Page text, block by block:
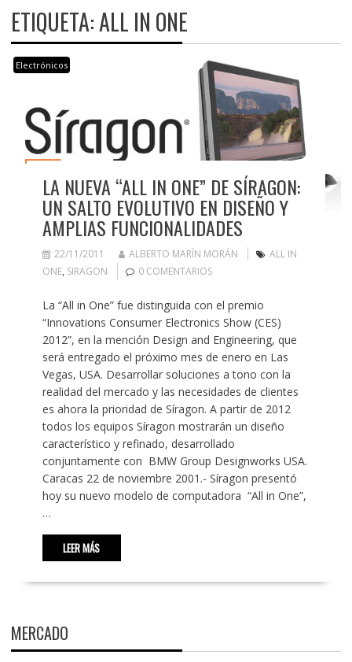
ETIQUETA:ALL IN ONE
Electrónicos
LA NUEVA “ALL IN ONE” DE SÍRAGON:
UN SALTO EVOLUTIVO EN DISEÑO Y
AMPLIAS FUNCIONALIDADES
22/11/2011 ALBERTO MARÍN MORÁN
ALL IN
ONE, SIRAGON 0 COMENTARIOS
La “All in One” fue distinguida con el premio
“Innovations Consumer Electronics Show (CES)
2012”, en la mención Design and Engineering, que
será entregado el próximo mes de enero en Las
Vegas, USA. Desarrollar soluciones a tono con la
realidad del mercado y las necesidades de clientes
es ahora la prioridad de Síragon. A partir de 2012
todos los equipos Síragon mostrarán un diseño
característico y refinado, desarrollado
conjuntamente con BMW Group Designworks USA.
Caracas 22 de noviembre 2001.- Síragon presentó
hoy su nuevo modelo de computadora “All in One”,
…
LEER MÁS
MERCADO